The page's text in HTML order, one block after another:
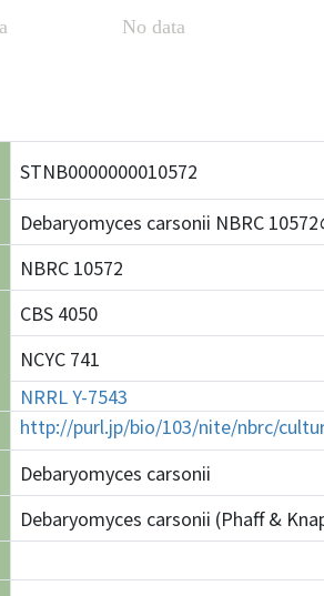
STNB0000000010572
Debaryomyces carsonii NBRC
NBRC 10572
CBS 4050
NCYC 741
NRRL Y-7543
http://purl.jp/bio/103/nite/nbrc/
Debaryomyces carsonii
Debaryomyces carsonii (Phaff &